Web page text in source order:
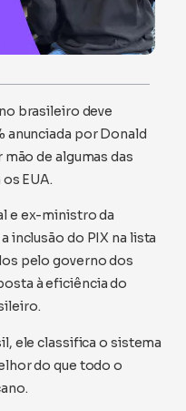
brasileiro deve
anunciada por Donald
de algumas das
EUA.
e ex-ministro da
inclusão do PIX na lista
pelo governo dos
à eficiência do
ele classifica o sistema
do que todo o